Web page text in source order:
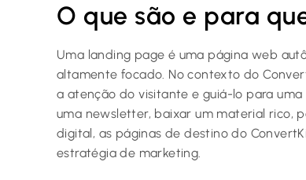
O que são e para
Uma landing page é uma página web
altamente focado. No contexto do
a atenção do visitante e guiá-lo para
uma newsletter, baixar um material rico,
digital, as páginas de destino do
estratégia de marketing.